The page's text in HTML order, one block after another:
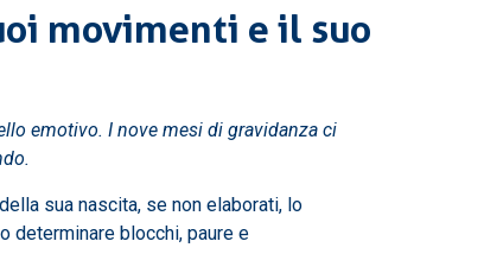
movimenti e il suo
emotivo. I nove mesi di gravidanza ci
sua nascita, se non elaborati, lo
determinare blocchi, paure e